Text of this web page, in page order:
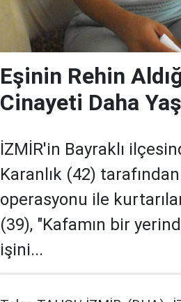
Eşinin Rehin
Cinayeti Daha
İZMİR'in Bayraklı
Karanlık (42)
operasyonu ile
(39), "Kafamın bir
işini...